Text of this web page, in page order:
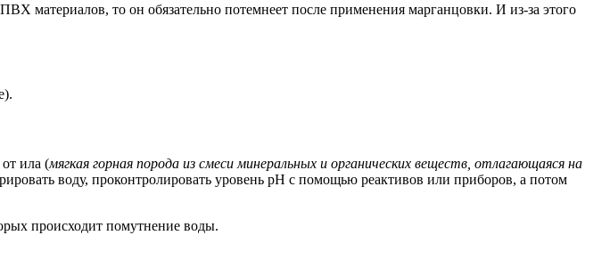
материалов, то он обязательно потемнеет после применения марганцовки. И из-за этого
ила (мягкая горная порода из смеси минеральных и органических веществ, отлагающаяся на
воду, проконтролировать уровень pH с помощью реактивов или приборов, а потом
происходит помутнение воды.